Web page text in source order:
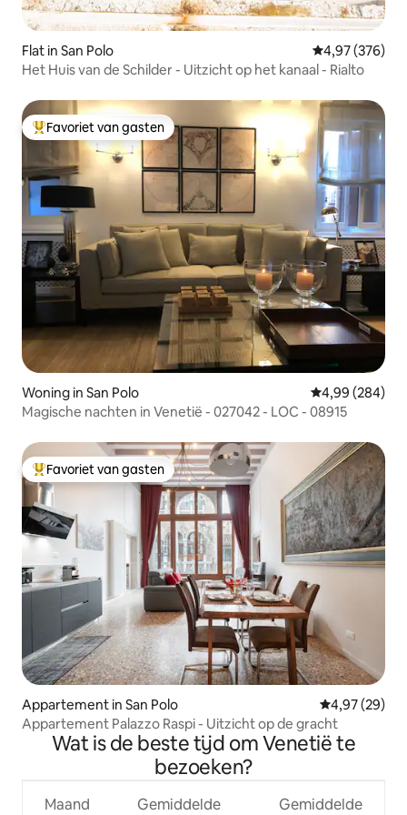
Flat in San Polo Gemiddelde
4,97 (376)
Het Huis van de Schilder - Uitzicht op het kanaal - Rialto
Topfavoriet van gasten
Favoriet van gasten
Woning in San Polo Gemiddelde
4,99 (284)
Magische nachten in Venetië - 027042 - LOC - 08915
Topfavoriet van gasten
Favoriet van gasten
Appartement in San Polo Gemiddelde
4,97 (29)
Appartement Palazzo Raspi - Uitzicht op de gracht
Wat is de beste tijd om Venetië te
bezoeken?
Maand
Gemiddelde
Gemiddelde